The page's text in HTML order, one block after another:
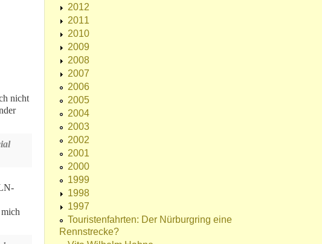
nicht
2012
2011
2010
2009
2008
2007
2006
2005
2004
2003
2002
2001
2000
1999
1998
1997
Touristenfahrten: Der Nürburgring eine
Rennstrecke?